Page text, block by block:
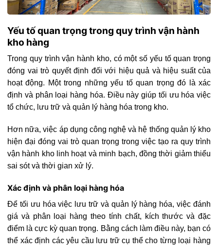
Yếu tố quan trọng trong quy trình vận hành
kho hàng
Trong quy trình vận hành kho, có một số yếu tố quan trọng
đóng vai trò quyết định đối với hiệu quả và hiệu suất của
hoạt động. Một trong những yếu tố quan trọng đó là xác
định và phân loại hàng hóa. Điều này giúp tối ưu hóa việc
tổ chức, lưu trữ và quản lý hàng hóa trong kho.
Hơn nữa, việc áp dụng công nghệ và hệ thống quản lý kho
hiện đại đóng vai trò quan trọng trong việc tạo ra quy trình
vận hành kho linh hoạt và minh bạch, đồng thời giảm thiểu
sai sót và thời gian xử lý.
Xác định và phân loại hàng hóa
Để tối ưu hóa việc lưu trữ và quản lý hàng hóa, việc đánh
giá và phân loại hàng theo tính chất, kích thước và đặc
điểm là cực kỳ quan trọng. Bằng cách làm điều này, bạn có
thể xác định các yêu cầu lưu trữ cụ thể cho từng loại hàng